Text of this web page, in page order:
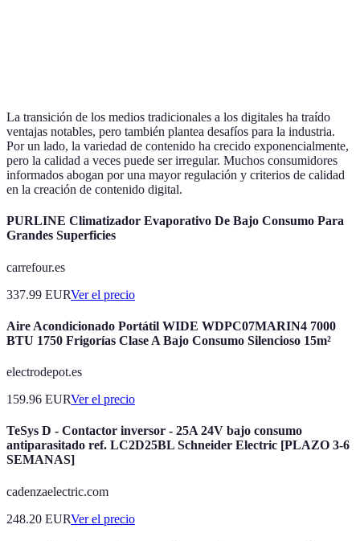
La transición de los medios tradicionales a los digitales ha traído
ventajas notables, pero también plantea desafíos para la industria.
Por un lado, la variedad de contenido ha crecido exponencialmente,
pero la calidad a veces puede ser irregular. Muchos consumidores
informados abogan por una mayor regulación y criterios de calidad
en la creación de contenido digital.
PURLINE Climatizador Evaporativo De Bajo Consumo Para
Grandes Superficies
carrefour.es
337.99 EURVer el precio
Aire Acondicionado Portátil WIDE WDPC07MARIN4 7000
BTU 1750 Frigorías Clase A Bajo Consumo Silencioso 15m²
electrodepot.es
159.96 EURVer el precio
TeSys D - Contactor inversor - 25A 24V bajo consumo
antiparasitado ref. LC2D25BL Schneider Electric [PLAZO 3-6
SEMANAS]
cadenzaelectric.com
248.20 EURVer el precio